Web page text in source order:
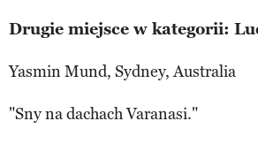
Drugie miejsce w kategorii:
Yasmin Mund, Sydney, Australia
"Sny na dachach Varanasi."